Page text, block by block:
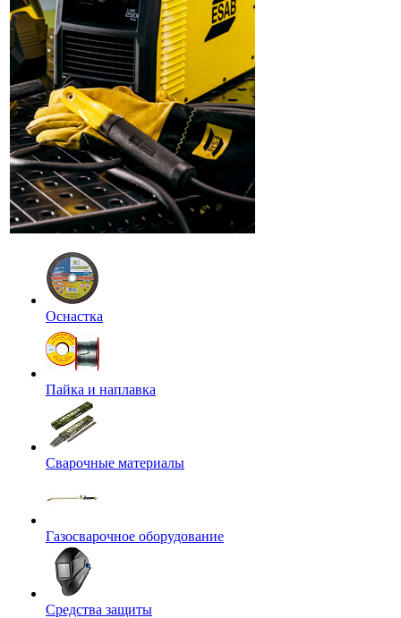
Оснастка
Пайка и наплавка
Сварочные материалы
Газосварочное оборудование
Средства защиты